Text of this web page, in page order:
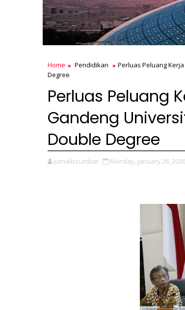
Home Pendidikan
Perluas Peluang
Degree
Perluas Peluang
Gandeng
Double Degree
jurnalissumbar Monday, January 26, 2026